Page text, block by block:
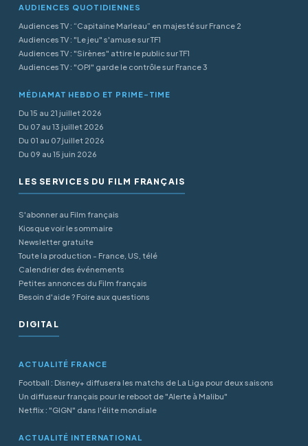
AUDIENCES QUOTIDIENNES
Audiences TV : “Capitaine Marleau” en majesté sur France 2
Audiences TV : "Le jeu" s'amuse sur TF1
Audiences TV : "Sirènes" attire le public sur TF1
Audiences TV : "OPJ" garde le contrôle sur France 3
MÉDIAMAT HEBDO ET PRIME-TIME
Du 15 au 21 juillet 2026
Du 07 au 13 juillet 2026
Du 01 au 07 juillet 2026
Du 09 au 15 juin 2026
LES SERVICES DU FILM FRANÇAIS
S'abonner au Film français
Kiosque voir le sommaire
Newsletter gratuite
Toute la production - France, US, télé
Calendrier des événements
Petites annonces du Film français
Besoin d'aide ? Foire aux questions
DIGITAL
ACTUALITÉ FRANCE
Football : Disney+ diffusera les matchs de La Liga pour deux saisons
Un diffuseur français pour le reboot de "Alerte à Malibu"
Netflix : "GIGN" dans l'élite mondiale
ACTUALITÉ INTERNATIONAL